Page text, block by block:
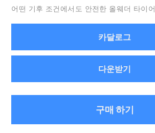
어떤 기후 조건에서도 안전한 올웨더 타이어
카달로그
다운받기
구매 하기